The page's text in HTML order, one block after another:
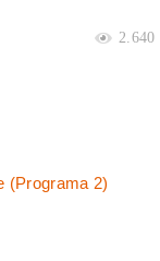
2.640
(Programa 2)